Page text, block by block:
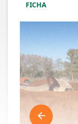
FICHA